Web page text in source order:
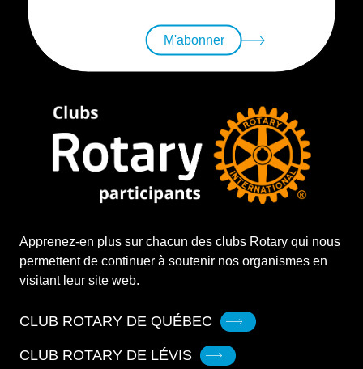
M'abonner
Apprenez-en plus sur chacun des clubs Rotary qui nous
permettent de continuer à soutenir nos organismes en
visitant leur site web.
CLUB ROTARY DE QUÉBEC
CLUB ROTARY DE LÉVIS